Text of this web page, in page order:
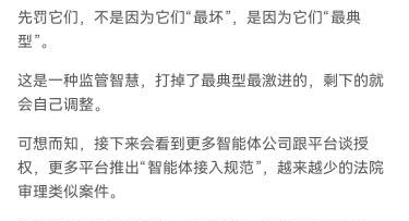
先罚它们，不是因为它们“最坏”，是因为它们“最典
型”。
这是一种监管智慧，打掉了最典型最激进的，剩下的就
会自己调整。
可想而知，接下来会看到更多智能体公司跟平台谈授
权，更多平台推出“智能体接入规范”，越来越少的法院
审理类似案件。